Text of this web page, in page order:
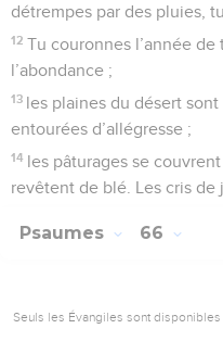
détrempes par des pluies,
12 Tu couronnes l’année
l’abondance ;
13 les plaines du désert
entourées d’allégresse ;
14 les pâturages se
revêtent de blé. Les cris de
Psaumes 66
Seuls les Évangiles sont